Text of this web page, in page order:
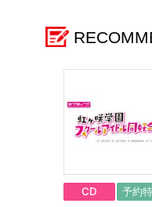
販売元 (株)バンダイナム
CD
予約